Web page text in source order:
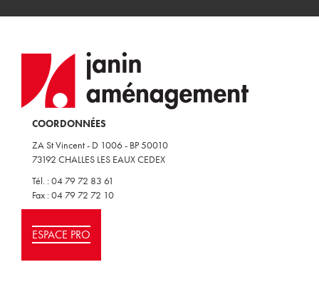
COORDONNÉES
ZA St Vincent - D 1006 - BP 50010
73192 CHALLES LES EAUX CEDEX
Tél. : 04 79 72 83 61
Fax : 04 79 72 72 10
ESPACE PRO